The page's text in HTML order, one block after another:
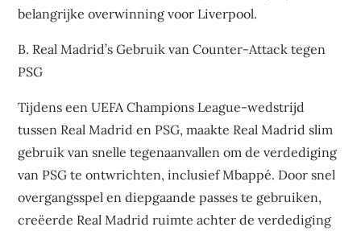
belangrijke overwinning voor Liverpool.
B. Real Madrid’s Gebruik van Counter-Attack tegen
PSG
Tijdens een UEFA Champions League-wedstrijd
tussen Real Madrid en PSG, maakte Real Madrid slim
gebruik van snelle tegenaanvallen om de verdediging
van PSG te ontwrichten, inclusief Mbappé. Door snel
overgangsspel en diepgaande passes te gebruiken,
creëerde Real Madrid ruimte achter de verdediging